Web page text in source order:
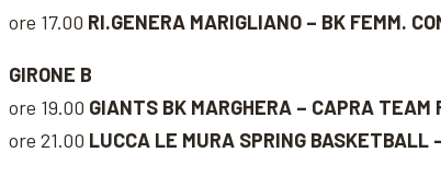
ore 17.00 RI.GENERA MARIGLIANO – BK FEMM.
GIRONE B
ore 19.00 GIANTS BK MARGHERA – CAPRA TEAM
ore 21.00 LUCCA LE MURA SPRING BASKETBALL